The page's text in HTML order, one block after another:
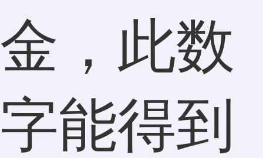
金，此数
字能得到